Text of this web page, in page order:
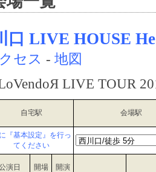
口 LIVE HOUSE
セス - 地図
LIVE TOUR
自宅駅 会場駅
『基本設定』を行っ
てください
演日 開場 開演